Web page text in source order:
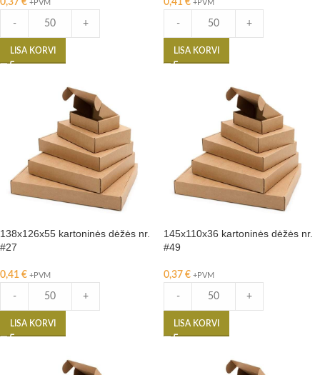
0,37 € +PVM
- +
LISA KORVI
0,41 € +PVM
- +
LISA KORVI
138x126x55 kartoninės dėžės nr.
#27
0,41 € +PVM
- +
LISA KORVI
145x110x36 kartoninės dėžės nr.
#49
0,37 € +PVM
- +
LISA KORVI